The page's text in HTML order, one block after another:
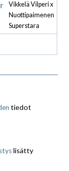
Vikkelä Vilperi x
Nuottipaimenen
Superstara
tiedot
lisätty